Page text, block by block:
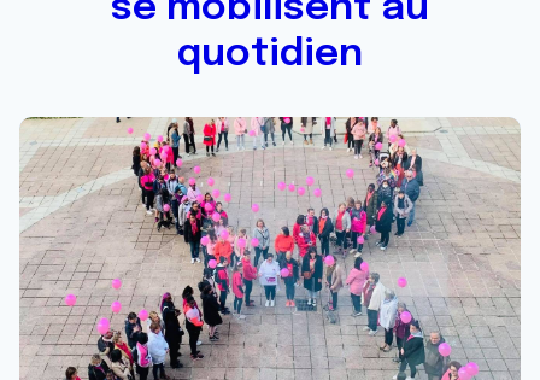
se mobilisent au
quotidien